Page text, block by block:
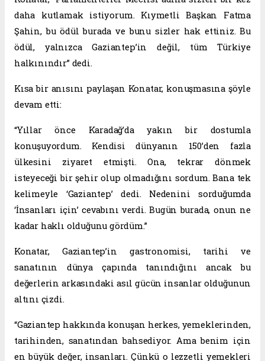
daha kutlamak istiyorum. Kıymetli Başkan Fatma
Şahin, bu ödül burada ve bunu sizler hak ettiniz. Bu
ödül, yalnızca Gaziantep’in değil, tüm Türkiye
halkınındır” dedi.
Kısa bir anısını paylaşan Konatar, konuşmasına şöyle
devam etti:
“Yıllar önce Karadağ’da yakın bir dostumla
konuşuyordum. Kendisi dünyanın 150’den fazla
ülkesini ziyaret etmişti. Ona, tekrar dönmek
isteyeceği bir şehir olup olmadığını sordum. Bana tek
kelimeyle ‘Gaziantep’ dedi. Nedenini sorduğumda
‘İnsanları için’ cevabını verdi. Bugün burada, onun ne
kadar haklı olduğunu gördüm.”
Konatar, Gaziantep’in gastronomisi, tarihi ve
sanatının dünya çapında tanındığını ancak bu
değerlerin arkasındaki asıl gücün insanlar olduğunun
altını çizdi.
“Gaziantep hakkında konuşan herkes, yemeklerinden,
tarihinden, sanatından bahsediyor. Ama benim için
en büyük değer, insanları. Çünkü o lezzetli yemekleri